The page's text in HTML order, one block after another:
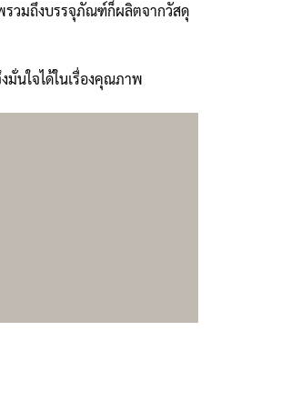
รวมถึงบรรจุภัณฑ์ก็ผลิตจากวัสดุ
นใจได้ในเรื่องคุณภาพ